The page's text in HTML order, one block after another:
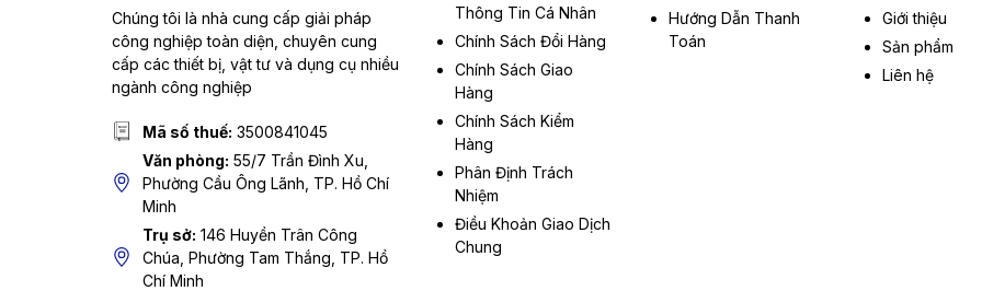
Chúng tôi là nhà cung cấp giải pháp
công nghiệp toàn diện, chuyên cung
cấp các thiết bị, vật tư và dụng cụ nhiều
ngành công nghiệp
Mã số thuế: 3500841045
Văn phòng: 55/7 Trần Đình Xu,
Phường Cầu Ông Lãnh, TP. Hồ Chí
Minh
Trụ sở: 146 Huyền Trân Công
Chúa, Phường Tam Thắng, TP. Hồ
Chí Minh
Thông Tin Cá Nhân
Chính Sách Đổi Hàng
Chính Sách Giao
Hàng
Chính Sách Kiểm
Hàng
Phân Định Trách
Nhiệm
Điều Khoản Giao Dịch
Chung
Hướng Dẫn Thanh
Toán
Giới thiệu
Sản phẩm
Liên hệ